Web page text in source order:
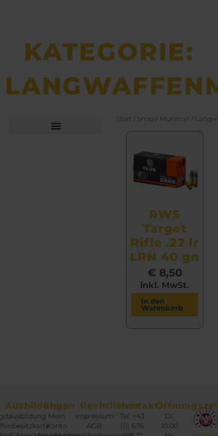
KATEGORIE:
Start / Shop / Munition /
RWS
Target
Rifle .22 lr
LRN 40 gn
€ 8,50
inkl. MwSt.
In den
Warenkorb
Ausbildungen
Shop
Mein
Konto
Rechtliches
Impressum
AGB
Kontakt
Tel: +43
(0) 676
Di.
10:00